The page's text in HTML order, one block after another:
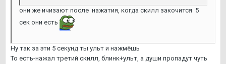
они же ичизают после нажатия, когда скилл закочится 5
сек они есть
Ну так за эти 5 секунд ты ульт и нажмёшь
То есть-нажал третий скилл, блинк+ульт, а души пропадут чуть